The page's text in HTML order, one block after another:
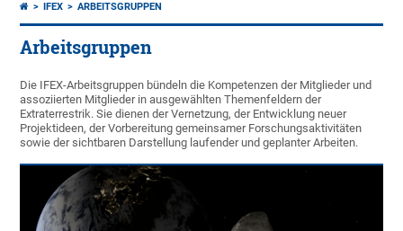
IFEX ARBEITSGRUPPEN
Arbeitsgruppen
Die IFEX-Arbeitsgruppen bündeln die Kompetenzen der Mitglieder und
assoziierten Mitglieder in ausgewählten Themenfeldern der
Extraterrestrik. Sie dienen der Vernetzung, der Entwicklung neuer
Projektideen, der Vorbereitung gemeinsamer Forschungsaktivitäten
sowie der sichtbaren Darstellung laufender und geplanter Arbeiten.